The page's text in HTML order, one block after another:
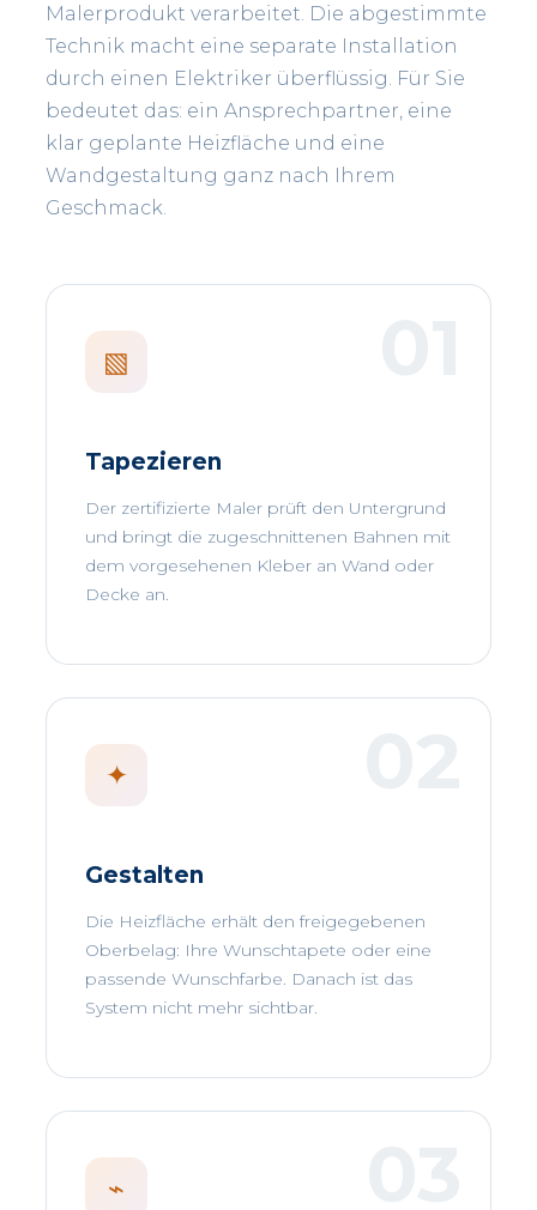
Malerprodukt verarbeitet. Die abgestimmte
Technik macht eine separate Installation
durch einen Elektriker überflüssig. Für Sie
bedeutet das: ein Ansprechpartner, eine
klar geplante Heizfläche und eine
Wandgestaltung ganz nach Ihrem
Geschmack.
▧
Tapezieren
Der zertifizierte Maler prüft den Untergrund
und bringt die zugeschnittenen Bahnen mit
dem vorgesehenen Kleber an Wand oder
Decke an.
✦
Gestalten
Die Heizfläche erhält den freigegebenen
Oberbelag: Ihre Wunschtapete oder eine
passende Wunschfarbe. Danach ist das
System nicht mehr sichtbar.
⌁